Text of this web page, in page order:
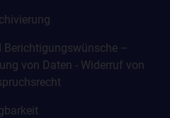
–
von Daten - Widerruf von